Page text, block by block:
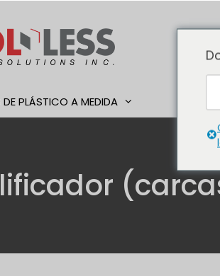
PLÁSTICO A MEDIDA